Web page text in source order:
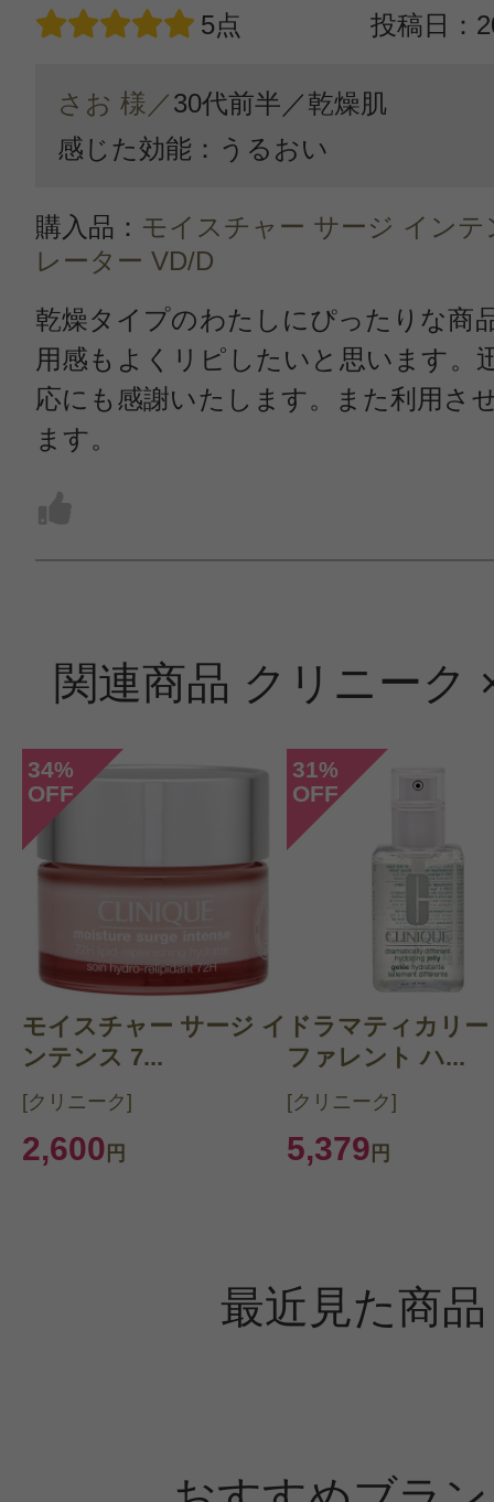
5点 投稿日：
さお 様／30代前半／乾燥肌
感じた効能：うるおい
購入品： モイスチャー サージ イン
レーター VD/D
乾燥タイプのわたしにぴったりな商
用感もよくリピしたいと思います。
応にも感謝いたします。また利用さ
ます。
関連商品 クリニーク
34%
OFF
モイスチャー サージ イ
ンテンス 7...
[クリニーク]
2,600 円
31%
OFF
ドラマティカリ
ファレント ハ...
[クリニーク]
5,379 円
最近見た商品